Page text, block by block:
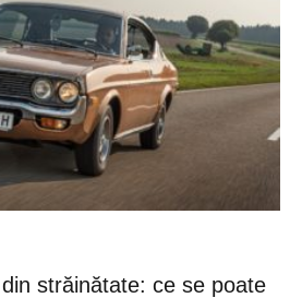
străinătate: ce se poate